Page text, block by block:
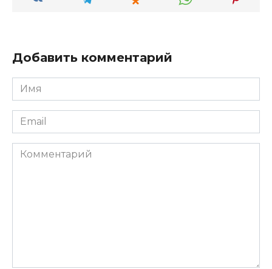
Добавить комментарий
Имя
*
Email
*
Комментарий